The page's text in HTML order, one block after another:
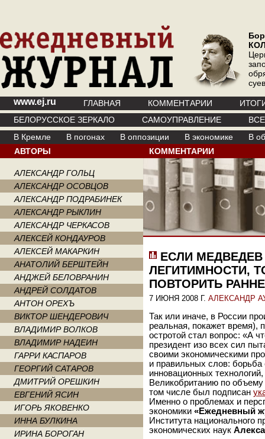
www.ej.ru ГЛАВНАЯ КОММЕНТАРИИ
БЕЛОРУССКОЕ ЗЕРКАЛО
САМОУПРАВЛЕНИЕ
В Кремле
В погонах В оппозиции В экономике
В
АВТОРЫ
АЛЕКСАНДР ГОЛЬЦ
АЛЕКСАНДР ОСОВЦОВ
АЛЕКСАНДР ПОДРАБИНЕК
АЛЕКСАНДР РЫКЛИН
АЛЕКСАНДР ЧЕРКАСОВ
АЛЕКСЕЙ КОНДАУРОВ
АЛЕКСЕЙ МАКАРКИН
АНАТОЛИЙ БЕРШТЕЙН
АНДЖЕЙ БЕЛОВРАНИН
АНДРЕЙ СОЛДАТОВ
АНТОН ОРЕХЪ
ВИКТОР ШЕНДЕРОВИЧ
ВЛАДИМИР ВОЛКОВ
ВЛАДИМИР НАДЕИН
ГАРРИ КАСПАРОВ
ГЕОРГИЙ САТАРОВ
ДМИТРИЙ ОРЕШКИН
ЕВГЕНИЙ ЯСИН
ИГОРЬ ЯКОВЕНКО
ИННА БУЛКИНА
ИРИНА БОРОГАН
КОММЕНТАРИИ
ЕСЛИ МЕДВЕДЕВ
ЛЕГИТИМНОСТИ,
ПОВТОРИТЬ
7 ИЮНЯ 2008 Г. АЛЕКСАНДР
Так или иначе, в России
реальная, покажет время),
остротой стал вопрос: «А
президент изо всех сил
своими экономическими
и правильных слов:
инновационных
Великобританию по
том числе был подписан
Именно о проблемах и
экономики «Ежедневный
Института национального
экономических наук